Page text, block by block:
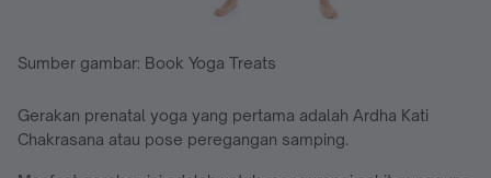
Sumber gambar: Book Yoga Treats
Gerakan prenatal yoga yang pertama adalah Ardha Kati
Chakrasana atau pose peregangan samping.